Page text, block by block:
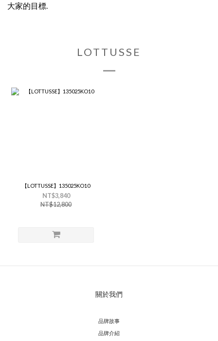
大家的目標.
LOTTUSSE
【LOTTUSSE】135025KO10
NT$3,840
NT$12,800
關於我們
品牌故事
品牌介紹